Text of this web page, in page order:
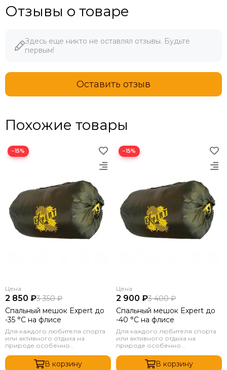
Отзывы о товаре
Здесь еще никто не оставлял отзывы. Будьте
первым!
Оставить отзыв
Похожие товары
−15%
Цена
2 850 ₽3 350 ₽
Спальный мешок Expert до
-35 °C на флисе
Для каждого любителя спорта
или активного отдыха на
природе особенно...
В корзину
−15%
Цена
2 900 ₽3 400 ₽
Спальный мешок Expert до
-40 °C на флисе
Для каждого любителя спорта
или активного отдыха на
природе особенно...
В корзину